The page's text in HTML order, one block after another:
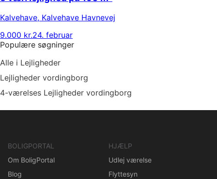
Kalvehave, Kalvehave Havnevej
9.000 kr.24. februar
Populære søgninger
Alle i Lejligheder
Lejligheder vordingborg
4-værelses Lejligheder vordingborg
BOLIGPORTAL
Om BoligPortal
Blog
HJÆLP
Udlej værelse
Flyttesyn